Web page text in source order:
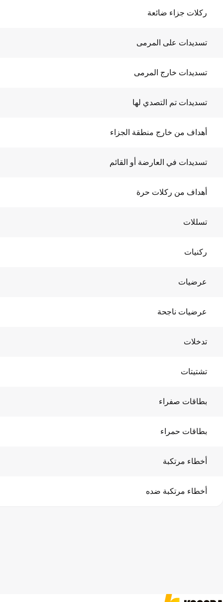
ركلات جزاء ضائعة
تسديدات على المرمى
تسديدات خارج المرمى
تسديدات تم التصدي لها
أهداف من خارج منطقة الجزاء
تسديدات في العارضة أو القائم
أهداف من ركلات حرة
تسللات
ركنيات
عرضيات
عرضيات ناجحة
تدخلات
تشتيتات
بطاقات صفراء
بطاقات حمراء
أخطاء مرتكبة
أخطاء مرتكبة ضده